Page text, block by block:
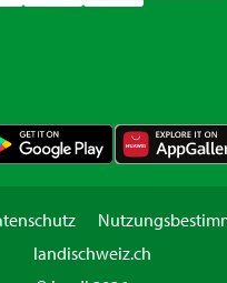
landischweiz.ch